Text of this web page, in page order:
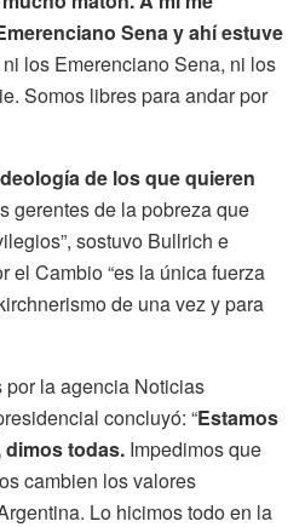
Sena y ahí estuve
los Emerenciano Sena, ni los
Somos libres para andar por
de los que quieren
gerentes de la pobreza que
sostuvo Bullrich e
el Cambio “es la única fuerza
de una vez y para
la agencia Noticias
concluyó: “Estamos
dimos todas. Impedimos que
cambien los valores
Lo hicimos todo en la